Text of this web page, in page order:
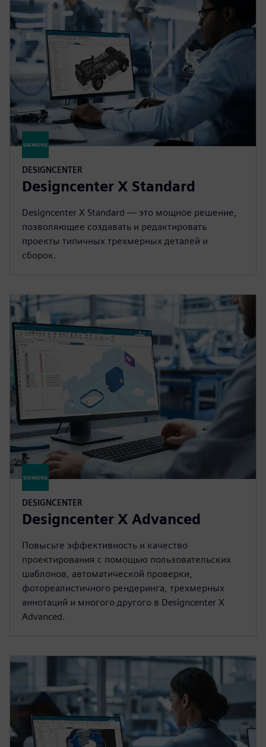
DESIGNCENTER
Designcenter X Standard
Designcenter X Standard — это мощное решение,
позволяющее создавать и редактировать
проекты типичных трехмерных деталей и
сборок.
DESIGNCENTER
Designcenter X Advanced
Повысьте эффективность и качество
проектирования с помощью пользовательских
шаблонов, автоматической проверки,
фотореалистичного рендеринга, трехмерных
аннотаций и многого другого в Designcenter X
Advanced.